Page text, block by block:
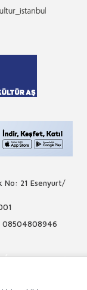
No: 21 Esenyurt/
08504808946